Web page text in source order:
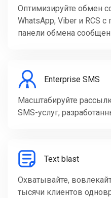
Оптимизируйте обмен
WhatsApp, Viber и RCS
панели обмена
Enterprise SMS
Масштабируйте
SMS-услуг,
Text blast
Охватывайте,
тысячи клиентов